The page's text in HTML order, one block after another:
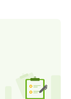
戶按讚加分享，
的專業諮詢及服